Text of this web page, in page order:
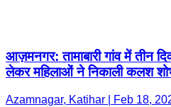
आज़मनगर: तामाबारी गांव में तीन
लेकर महिलाओं ने निकाली कलश
Azamnagar, Katihar | Feb 18,